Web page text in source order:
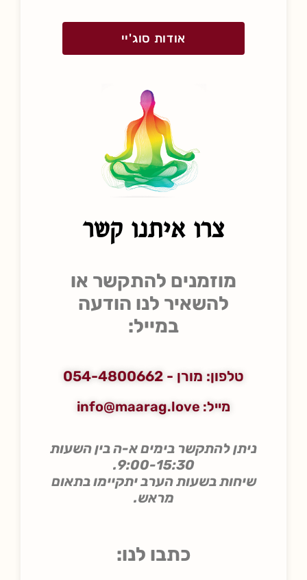
אודות סוג'יי
צרו איתנו קשר
מוזמנים להתקשר או
להשאיר לנו הודעה
במייל:
טלפון: מורן ‏- 054-4800662
מייל: info@maarag.love
ניתן להתקשר בימים א-ה בין השעות
9:00-15:30.
שיחות בשעות הערב יתקיימו בתאום
מראש.
כתבו לנו: